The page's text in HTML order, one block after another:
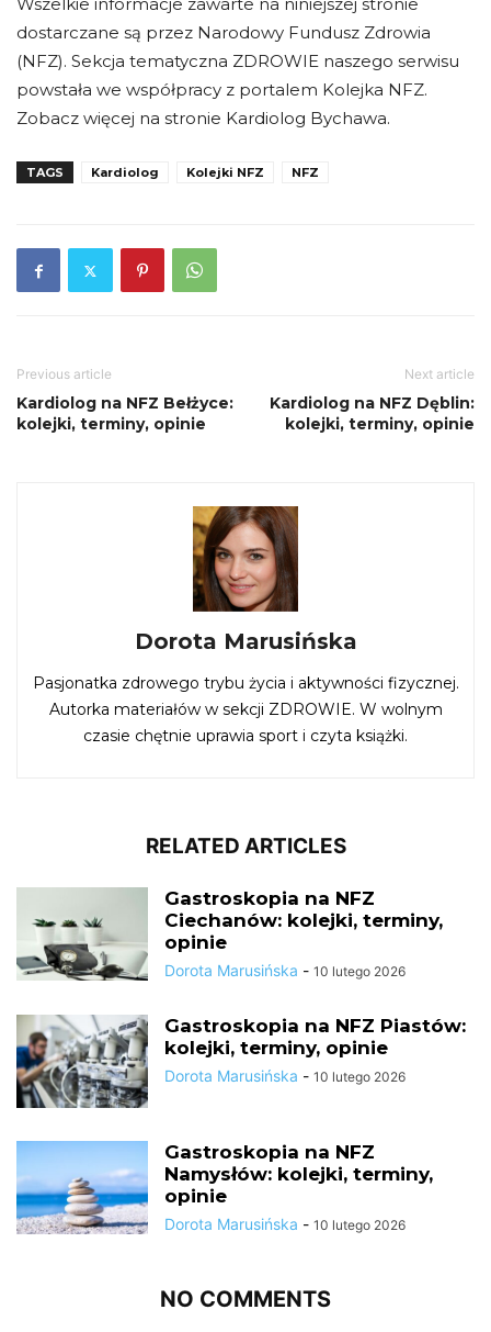
dostarczane są przez Narodowy Fundusz Zdrowia
(NFZ). Sekcja tematyczna ZDROWIE naszego serwisu
powstała we współpracy z portalem Kolejka NFZ.
Zobacz więcej na stronie Kardiolog Bychawa.
TAGS Kardiolog Kolejki NFZ NFZ
Previous article
Kardiolog na NFZ Bełżyce:
kolejki, terminy, opinie
Next article
Kardiolog na NFZ Dęblin:
kolejki, terminy, opinie
Dorota Marusińska
Pasjonatka zdrowego trybu życia i aktywności fizycznej.
Autorka materiałów w sekcji ZDROWIE. W wolnym
czasie chętnie uprawia sport i czyta książki.
RELATED ARTICLES
Gastroskopia na NFZ
Ciechanów: kolejki, terminy,
opinie
Dorota Marusińska - 10 lutego 2026
Gastroskopia na NFZ Piastów:
kolejki, terminy, opinie
Dorota Marusińska - 10 lutego 2026
Gastroskopia na NFZ
Namysłów: kolejki, terminy,
opinie
Dorota Marusińska - 10 lutego 2026
NO COMMENTS